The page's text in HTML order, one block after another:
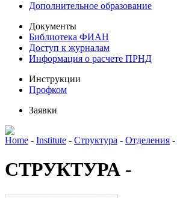
Дополнительное образование
Документы
Библиотека ФИАН
Доступ к журналам
Информация о расчете ПРНД
Инструкции
Профком
Заявки
Home - Institute - Структура - Отделения -
СТРУКТУРА -